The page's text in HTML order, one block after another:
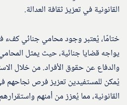
القانونية في تعزيز ثقافة العدالة.
ختامًا، يُعتبر وجود محامي جنائي
يواجه قضايا جنائية، حيث يمثل
والدفاع عن حقوق الأفراد. من خلال
يُمكن للمستفيدين تعزيز فرص نجاحهم
القانونية، مما يُعزز من أمنهم